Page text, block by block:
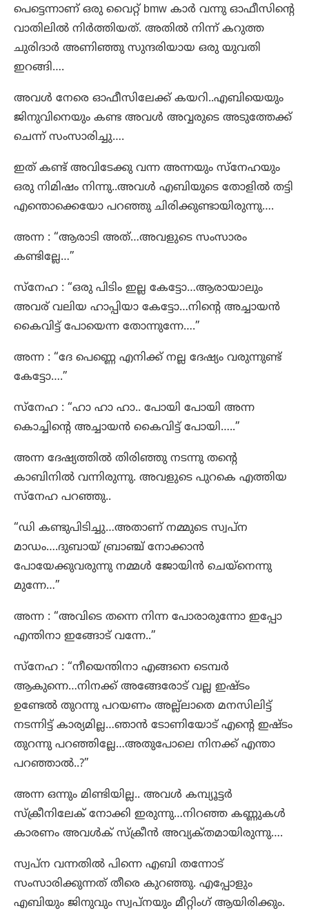
പെട്ടെന്നാണ് ഒരു വൈറ്റ് bmw കാർ വന്നു ഓഫീസിന്റെ
വാതിലിൽ നിർത്തിയത്. അതിൽ നിന്ന് കറുത്ത
ചുരിദാർ അണിഞ്ഞു സുന്ദരിയായ ഒരു യുവതി
ഇറങ്ങി….
അവൾ നേരെ ഓഫീസിലേക്ക് കയറി..എബിയെയും
ജിനുവിനെയും കണ്ട അവൾ അവ്വരുടെ അടുത്തേക്ക്
ചെന്ന് സംസാരിച്ചു….
ഇത് കണ്ട് അവിടേക്കു വന്ന അന്നയും സ്നേഹയും
ഒരു നിമിഷം നിന്നു..അവൾ എബിയുടെ തോളിൽ തട്ടി
എന്തൊക്കെയോ പറഞ്ഞു ചിരിക്കുണ്ടായിരുന്നു….
അന്ന : “ആരാടി അത്…അവളുടെ സംസാരം
കണ്ടില്ലേ…”
സ്നേഹ : “ഒരു പിടിം ഇല്ല കേട്ടോ…ആരായാലും
അവര് വലിയ ഹാപ്പിയാ കേട്ടോ…നിന്റെ അച്ചായൻ
കൈവിട്ട് പോയെന്ന തോന്നുന്നേ….”
അന്ന : “ദേ പെണ്ണെ എനിക്ക് നല്ല ദേഷ്യം വരുന്നുണ്ട്
കേട്ടോ….”
സ്നേഹ : “ഹാ ഹാ ഹാ.. പോയി പോയി അന്ന
കൊച്ചിന്റെ അച്ചായൻ കൈവിട്ട് പോയി…..”
അന്ന ദേഷ്യത്തിൽ തിരിഞ്ഞു നടന്നു തന്റെ
കാബിനിൽ വന്നിരുന്നു. അവളുടെ പുറകെ എത്തിയ
സ്നേഹ പറഞ്ഞു..
“ഡി കണ്ടുപിടിച്ചു…അതാണ് നമ്മുടെ സ്വപ്ന
മാഡം….ദുബായ് ബ്രാഞ്ച് നോക്കാൻ
പോയേക്കുവരുന്നു നമ്മൾ ജോയിൻ ചെയ്‌നെന്നു
മുന്നേ…”
അന്ന : “അവിടെ തന്നെ നിന്ന പോരാരുന്നോ ഇപ്പോ
എന്തിനാ ഇങ്ങോട് വന്നേ..”
സ്നേഹ : “നീയെന്തിനാ എങ്ങനെ ടെമ്പർ
ആകുന്നെ…നിനക്ക് അങ്ങേരോട് വല്ല ഇഷ്ടം
ഉണ്ടേൽ തുറന്നു പറയണം അല്ല്ലാതെ മനസിലിട്ട്
നടന്നിട്ട് കാര്യമില്ല…ഞാൻ ടോണിയോട് എന്റെ ഇഷ്ടം
തുറന്നു പറഞ്ഞില്ലേ…അതുപോലെ നിനക്ക് എന്താ
പറഞ്ഞാൽ..?”
അന്ന ഒന്നും മിണ്ടിയില്ല.. അവൾ കമ്പ്യൂട്ടർ
സ്‌ക്രീനിലേക് നോക്കി ഇരുന്നു…നിറഞ്ഞ കണ്ണുകൾ
കാരണം അവൾക് സ്ക്രീൻ അവ്യക്‌തമായിരുന്നു….
സ്വപ്ന വന്നതിൽ പിന്നെ എബി തന്നോട്
സംസാരിക്കുന്നത് തീരെ കുറഞ്ഞു. എപ്പോളും
എബിയും ജിനുവും സ്വപ്നയും മീറ്റിംഗ് ആയിരിക്കും.